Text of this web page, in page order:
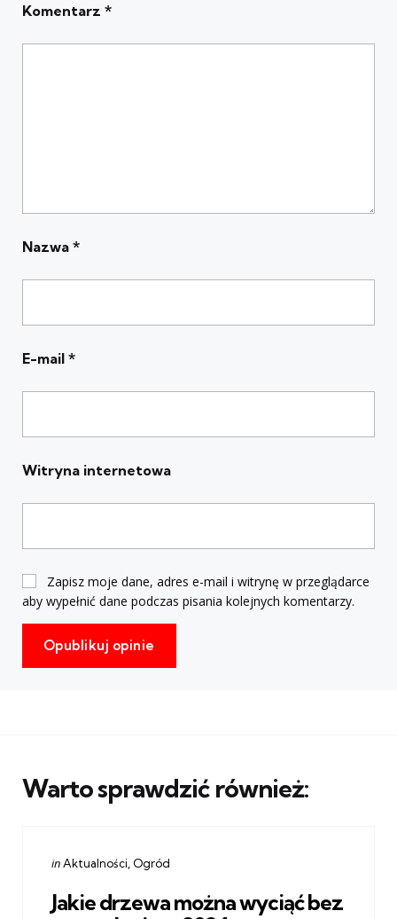
Komentarz *
Nazwa *
E-mail *
Witryna internetowa
Zapisz moje dane, adres e-mail i witrynę w przeglądarce
aby wypełnić dane podczas pisania kolejnych komentarzy.
Warto sprawdzić również:
Categories
Posted
inAktualności Ogród
Jakie drzewa można wyciąć bez